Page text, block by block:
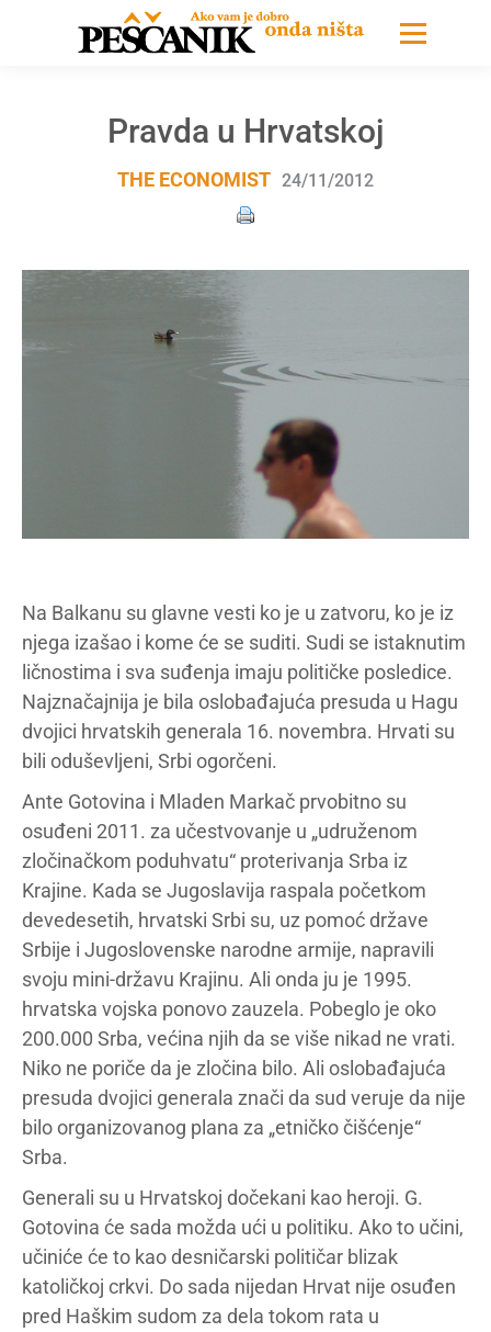
Pravda u Hrvatskoj
THE ECONOMIST 24/11/2012
Na Balkanu su glavne vesti ko je u zatvoru, ko je iz
njega izašao i kome će se suditi. Sudi se istaknutim
ličnostima i sva suđenja imaju političke posledice.
Najznačajnija je bila oslobađajuća presuda u Hagu
dvojici hrvatskih generala 16. novembra. Hrvati su
bili oduševljeni, Srbi ogorčeni.
Ante Gotovina i Mladen Markač prvobitno su
osuđeni 2011. za učestvovanje u „udruženom
zločinačkom poduhvatu“ proterivanja Srba iz
Krajine. Kada se Jugoslavija raspala početkom
devedesetih, hrvatski Srbi su, uz pomoć države
Srbije i Jugoslovenske narodne armije, napravili
svoju mini-državu Krajinu. Ali onda ju je 1995.
hrvatska vojska ponovo zauzela. Pobeglo je oko
200.000 Srba, većina njih da se više nikad ne vrati.
Niko ne poriče da je zločina bilo. Ali oslobađajuća
presuda dvojici generala znači da sud veruje da nije
bilo organizovanog plana za „etničko čišćenje“
Srba.
Generali su u Hrvatskoj dočekani kao heroji. G.
Gotovina će sada možda ući u politiku. Ako to učini,
učiniće će to kao desničarski političar blizak
katoličkoj crkvi. Do sada nijedan Hrvat nije osuđen
pred Haškim sudom za dela tokom rata u